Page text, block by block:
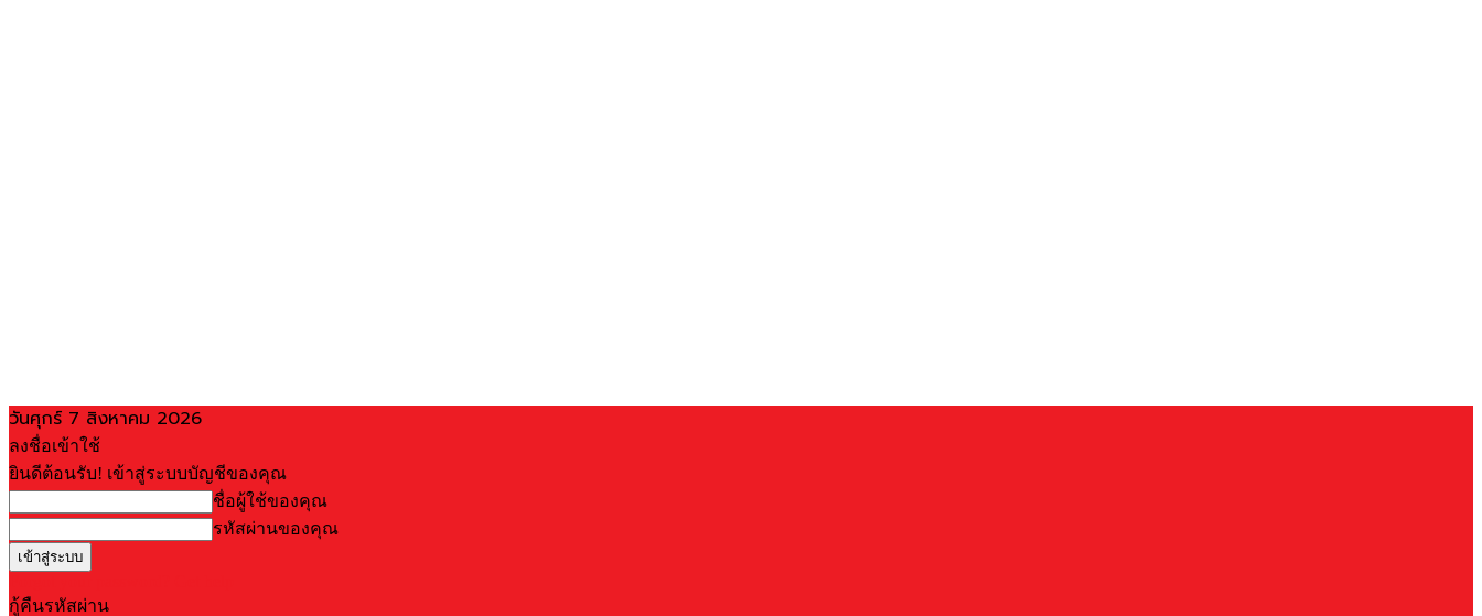
วันศุกร์ 7 สิงหาคม 2026
ลงชื่อเข้าใช้
ยินดีต้อนรับ! เข้าสู่ระบบบัญชีของคุณ
ชื่อผู้ใช้ของคุณ
รหัสผ่านของคุณ
กู้คืนรหัสผ่าน